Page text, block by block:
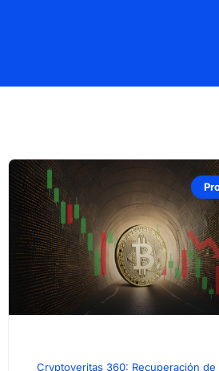
Cryptoveritas 360: Recuperación de